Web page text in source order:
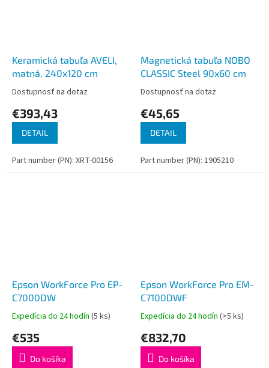
Keramická tabuľa AVELI,
matná, 240x120 cm
Dostupnosť na dotaz
€393,43
DETAIL
Part number (PN): XRT-00156
Magnetická tabuľa NOBO
CLASSIC Steel 90x60 cm
Dostupnosť na dotaz
€45,65
DETAIL
Part number (PN): 1905210
Epson WorkForce Pro EP-
C7000DW
Expedícia do 24 hodín (5 ks)
€535
Do košíka
Epson WorkForce Pro EM-
C7100DWF
Expedícia do 24 hodín (>5 ks)
€832,70
Do košíka